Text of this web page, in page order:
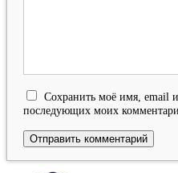
Сохранить моё имя, email и
последующих моих